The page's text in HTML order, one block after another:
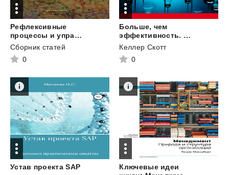
Рефлексивные
процессы и управление. Сборник материалов IX Международного симпозиума 17-18 октября 2013 г., Москва
Сборник статей
0
Больше, чем
эффективность. Как самые успешные компании сохраняют лидерство на рынке
Келлер Скотт
0
Устав проекта SAP
Ключевые идеи